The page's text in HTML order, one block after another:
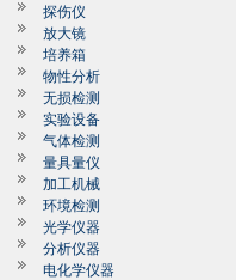
探伤仪
放大镜
培养箱
物性分析
无损检测
实验设备
气体检测
量具量仪
加工机械
环境检测
光学仪器
分析仪器
电化学仪器